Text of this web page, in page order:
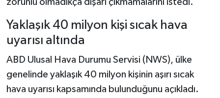
zorunlu olmadıkça dışarı çıkmamalarını istedi.
Yaklaşık 40 milyon kişi sıcak hava
uyarısı altında
ABD Ulusal Hava Durumu Servisi (NWS), ülke
genelinde yaklaşık 40 milyon kişinin aşırı sıcak
hava uyarısı kapsamında bulunduğunu açıkladı.